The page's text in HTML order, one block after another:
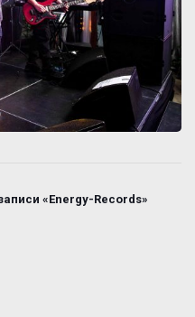
«Energy-Records»